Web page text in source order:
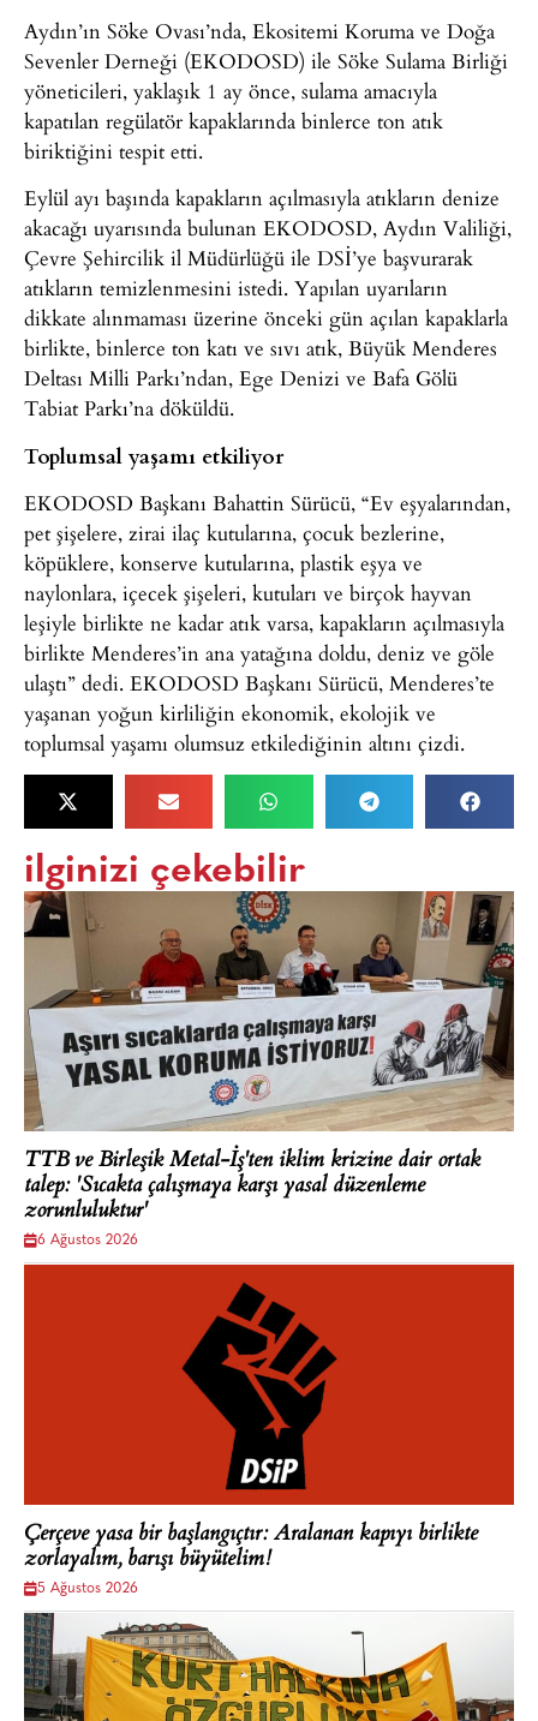
Aydın’ın Söke Ovası’nda, Ekositemi Koruma ve Doğa
Sevenler Derneği (EKODOSD) ile Söke Sulama Birliği
yöneticileri, yaklaşık 1 ay önce, sulama amacıyla
kapatılan regülatör kapaklarında binlerce ton atık
biriktiğini tespit etti.
Eylül ayı başında kapakların açılmasıyla atıkların denize
akacağı uyarısında bulunan EKODOSD, Aydın Valiliği,
Çevre Şehircilik il Müdürlüğü ile DSİ’ye başvurarak
atıkların temizlenmesini istedi. Yapılan uyarıların
dikkate alınmaması üzerine önceki gün açılan kapaklarla
birlikte, binlerce ton katı ve sıvı atık, Büyük Menderes
Deltası Milli Parkı’ndan, Ege Denizi ve Bafa Gölü
Tabiat Parkı’na döküldü.
Toplumsal yaşamı etkiliyor
EKODOSD Başkanı Bahattin Sürücü, “Ev eşyalarından,
pet şişelere, zirai ilaç kutularına, çocuk bezlerine,
köpüklere, konserve kutularına, plastik eşya ve
naylonlara, içecek şişeleri, kutuları ve birçok hayvan
leşiyle birlikte ne kadar atık varsa, kapakların açılmasıyla
birlikte Menderes’in ana yatağına doldu, deniz ve göle
ulaştı” dedi. EKODOSD Başkanı Sürücü, Menderes’te
yaşanan yoğun kirliliğin ekonomik, ekolojik ve
toplumsal yaşamı olumsuz etkilediğinin altını çizdi.
ilginizi çekebilir
TTB ve Birleşik Metal-İş'ten iklim krizine dair ortak
talep: 'Sıcakta çalışmaya karşı yasal düzenleme
zorunluluktur'
6 Ağustos 2026
Çerçeve yasa bir başlangıçtır: Aralanan kapıyı birlikte
zorlayalım, barışı büyütelim!
5 Ağustos 2026